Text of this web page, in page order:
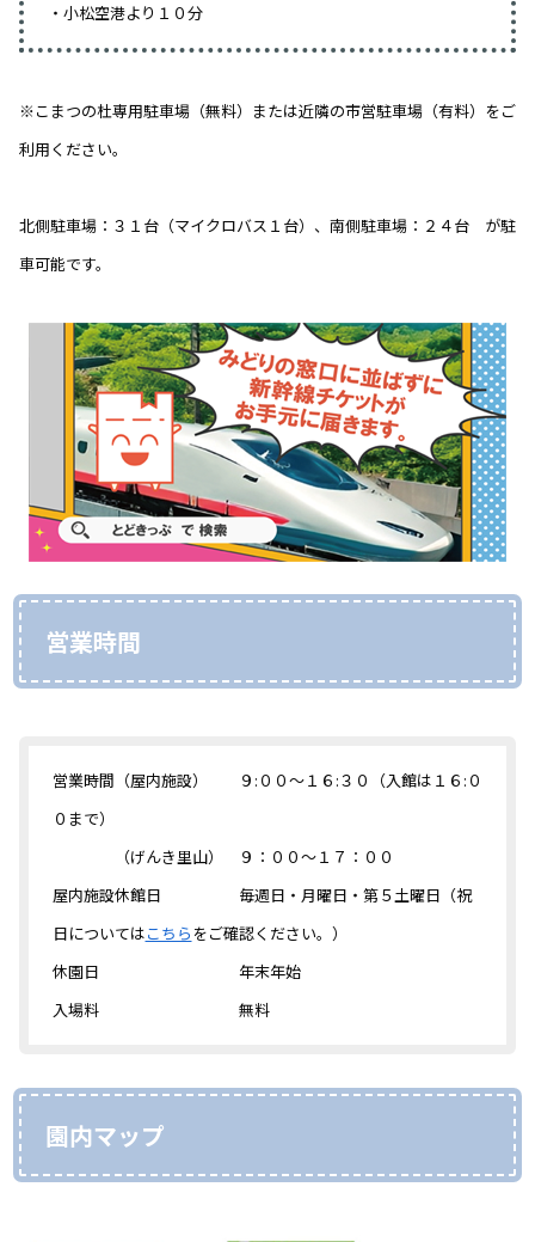
・小松空港より１０分
※こまつの杜専用駐車場（無料）または近隣の市営駐車場（有料）をご
利用ください。
北側駐車場：３１台（マイクロバス１台）、南側駐車場：２４台 が駐
車可能です。
営業時間
営業時間（屋内施設） ９:００～１６:３０（入館は１６:０
０まで）
（げんき里山） ９：００～１７：００
屋内施設休館日 毎週日・月曜日・第５土曜日（祝
日についてはこちらをご確認ください。）
休園日 年末年始
入場料 無料
園内マップ